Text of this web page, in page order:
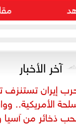
آخر الأخبار